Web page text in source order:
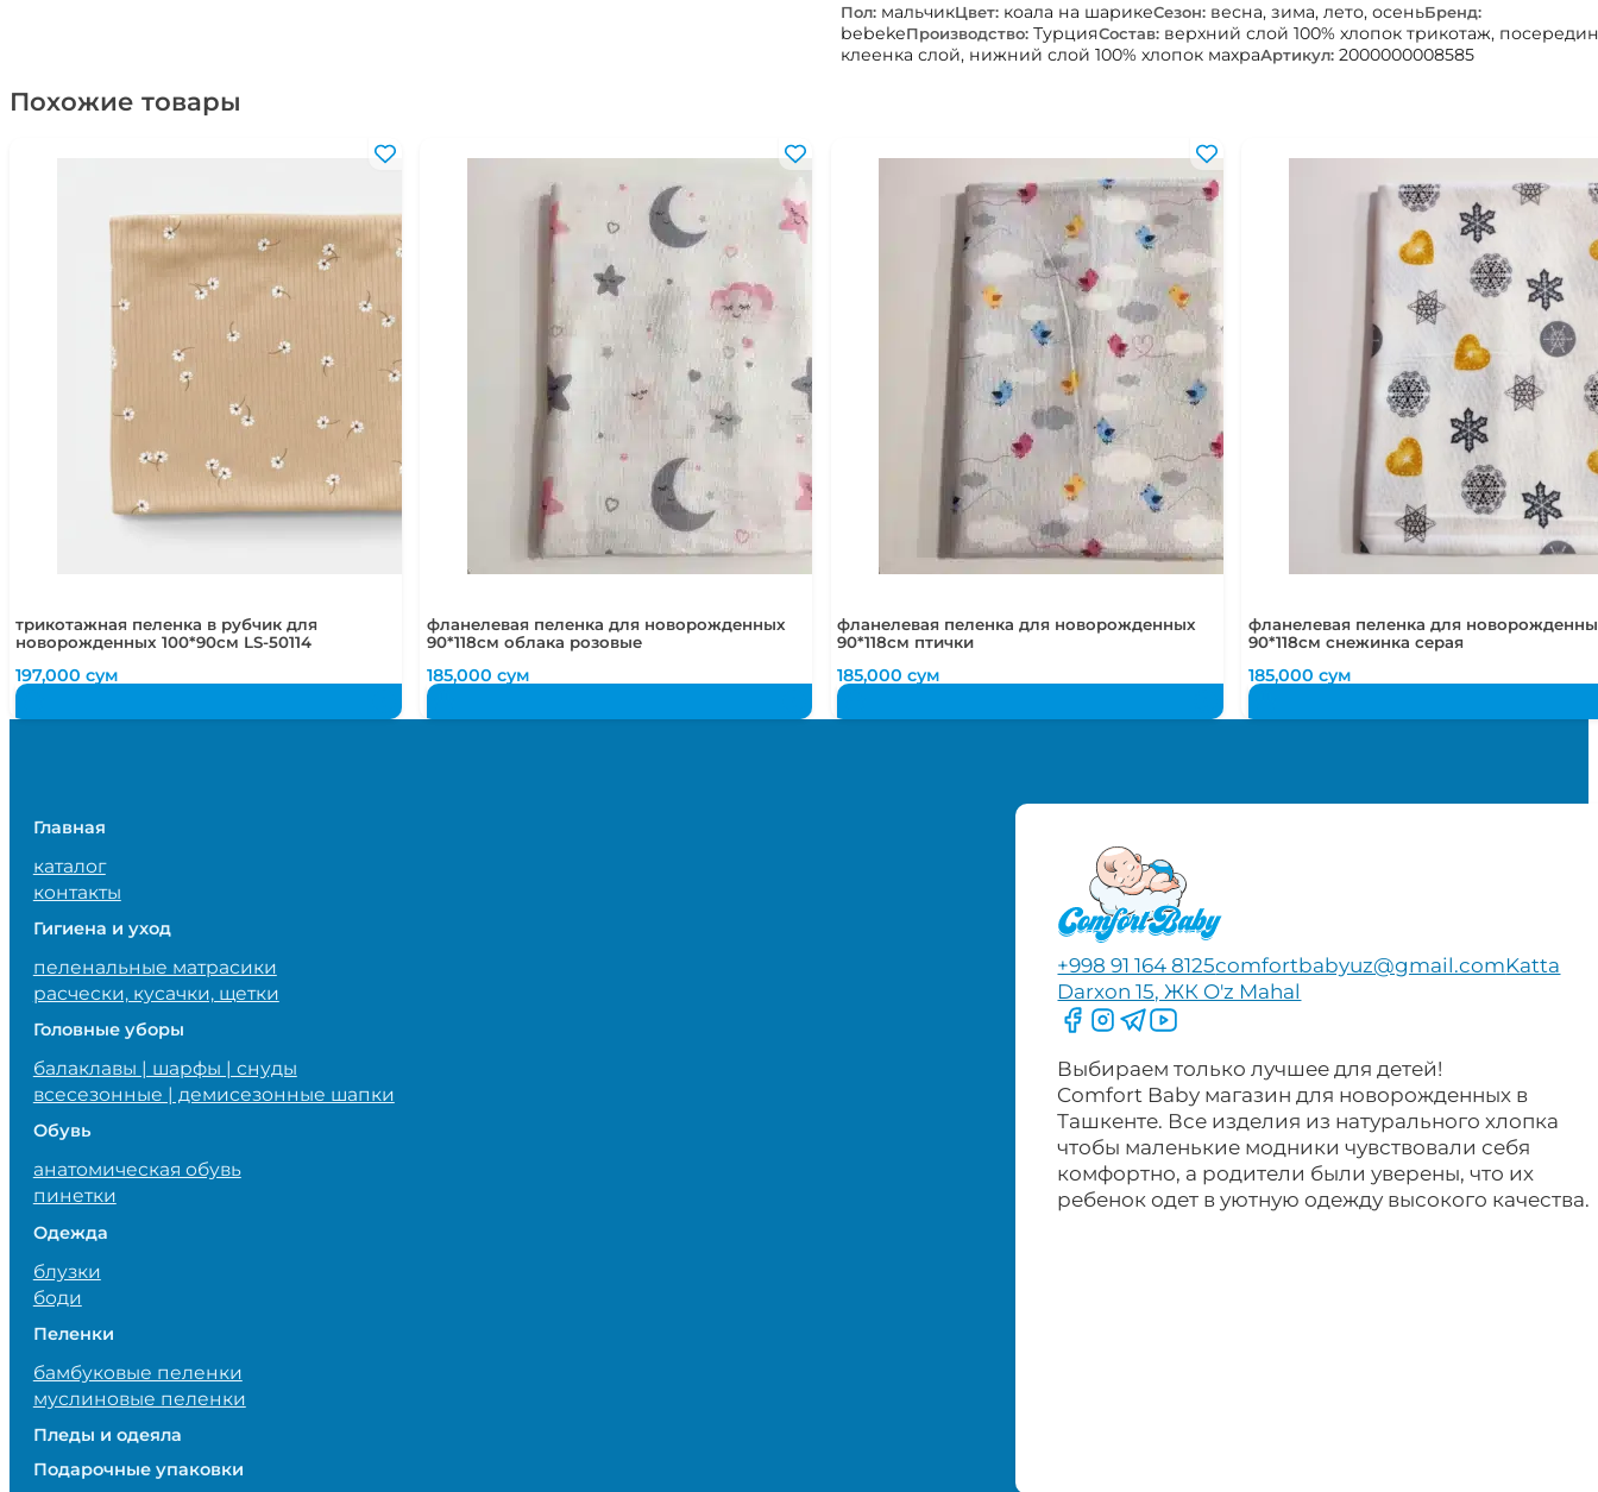
Пол: мальчикЦвет: коала на шарикеСезон: весна, зима, лето, осеньБренд:
bebekeПроизводство: ТурцияСостав: верхний слой 100% хлопок трикотаж,
клеенка слой, нижний слой 100% хлопок махраАртикул: 2000000008585
Похожие товары
трикотажная пеленка в рубчик для
новорожденных 100*90см LS-50114
197,000сум
фланелевая пеленка для новорожденных
90*118см облака розовые
185,000 сум
фланелевая пеленка для новорожденных
90*118см птички
185,000сум
фланелевая пеленка для
90*118см снежинка серая
185,000 сум
Главная
каталог
контакты
Гигиена и уход
пеленальные матрасики
расчески, кусачки, щетки
Головные уборы
балаклавы | шарфы | снуды
всесезонные | демисезонные шапки
Обувь
анатомическая обувь
пинетки
Одежда
блузки
боди
Пеленки
бамбуковые пеленки
муслиновые пеленки
Пледы и одеяла
Подарочные упаковки
+998 91 164 8125comfortbabyuz@gmail.comKatta
Darxon 15, ЖК O'z Mahal
Следите за нами на Facebook
Следите за нами в Instagram
Следите за нами в Telegram
Следите за нами в YouTube
Выбираем только лучшее для детей!
Comfort Baby магазин для новорожденных в
Ташкенте. Все изделия из натурального хлопка
чтобы маленькие модники чувствовали себя
комфортно, а родители были уверены, что их
ребенок одет в уютную одежду высокого качества.